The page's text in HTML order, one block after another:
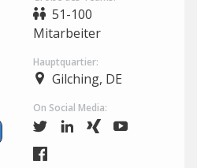
51-100
Mitarbeiter
Hauptquartier:
Gilching, DE
On Social Media: